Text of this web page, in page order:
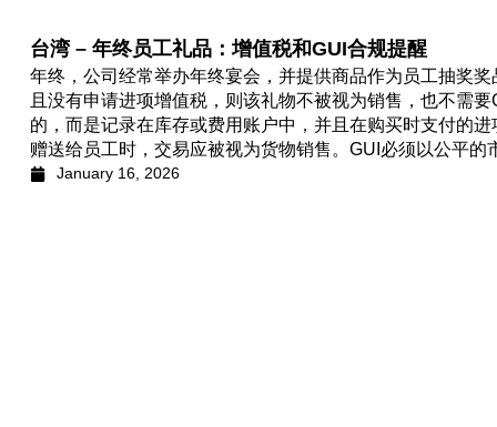
台湾 – 年终员工礼品：增值税和GUI合规提醒
年终，公司经常举办年终宴会，并提供商品作为员工抽奖
且没有申请进项增值税，则该礼物不被视为销售，也不需
的，而是记录在库存或费用账户中，并且在购买时支付的
赠送给员工时，交易应被视为货物销售。GUI必须以公平
January 16, 2026